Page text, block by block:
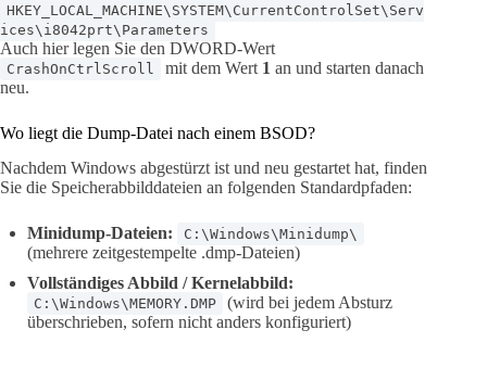
HKEY_LOCAL_MACHINE\SYSTEM\CurrentControlSet\Serv
ices\i8042prt\Parameters
Auch hier legen Sie den DWORD-Wert
CrashOnCtrlScroll mit dem Wert 1 an und starten danach
neu.
Wo liegt die Dump-Datei nach einem BSOD?
Nachdem Windows abgestürzt ist und neu gestartet hat, finden
Sie die Speicherabbilddateien an folgenden Standardpfaden:
Minidump-Dateien: C:\Windows\Minidump\
(mehrere zeitgestempelte .dmp-Dateien)
Vollständiges Abbild / Kernelabbild:
C:\Windows\MEMORY.DMP
(wird bei jedem Absturz
überschrieben, sofern nicht anders konfiguriert)